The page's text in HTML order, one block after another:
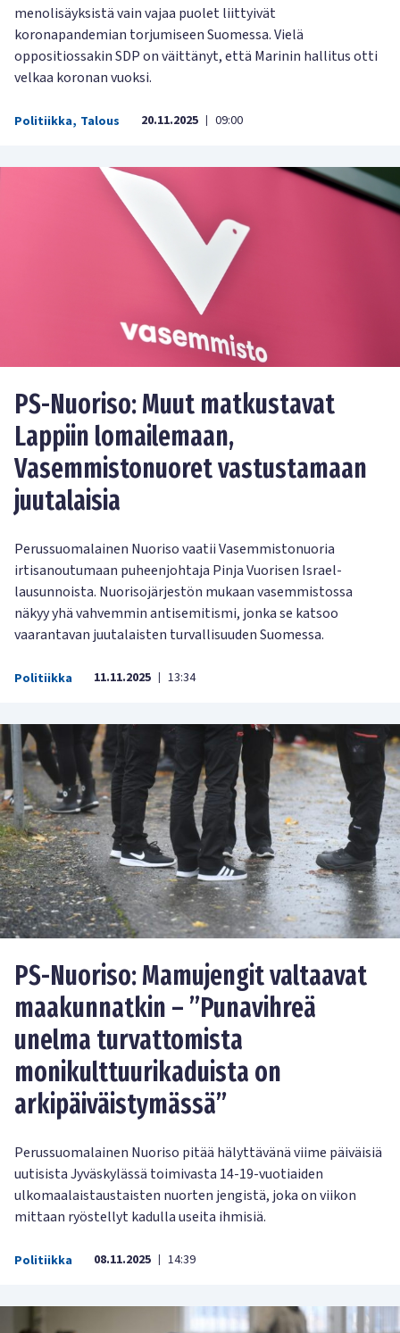
menolisäyksistä vain vajaa puolet liittyivät
koronapandemian torjumiseen Suomessa. Vielä
oppositiossakin SDP on väittänyt, että Marinin hallitus otti
velkaa koronan vuoksi.
Politiikka, Talous 20.11.2025 | 09:00
PS-Nuoriso: Muut matkustavat
Lappiin lomailemaan,
Vasemmistonuoret vastustamaan
juutalaisia
Perussuomalainen Nuoriso vaatii Vasemmistonuoria
irtisanoutumaan puheenjohtaja Pinja Vuorisen Israel-
lausunnoista. Nuorisojärjestön mukaan vasemmistossa
näkyy yhä vahvemmin antisemitismi, jonka se katsoo
vaarantavan juutalaisten turvallisuuden Suomessa.
Politiikka 11.11.2025 | 13:34
PS-Nuoriso: Mamujengit valtaavat
maakunnatkin – ”Punavihreä
unelma turvattomista
monikulttuurikaduista on
arkipäiväistymässä”
Perussuomalainen Nuoriso pitää hälyttävänä viime päiväisiä
uutisista Jyväskylässä toimivasta 14-19-vuotiaiden
ulkomaalaistaustaisten nuorten jengistä, joka on viikon
mittaan ryöstellyt kadulla useita ihmisiä.
Politiikka 08.11.2025 | 14:39